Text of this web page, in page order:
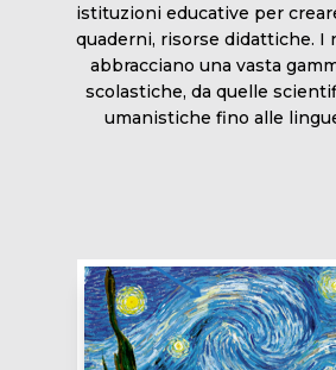
istituzioni educative per
quaderni, risorse didattiche. I
abbracciano una vasta
scolastiche, da quelle
umanistiche fino alle